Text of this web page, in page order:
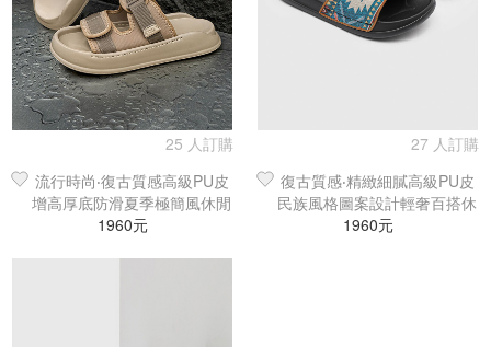
25 人訂購
流行時尚‧復古質感高級PU皮
增高厚底防滑夏季極簡風休閒
涼拖鞋
1960元
27 人訂購
復古質感‧精緻細膩高級PU皮
民族風格圖案設計輕奢百搭休
閒涼拖鞋
1960元